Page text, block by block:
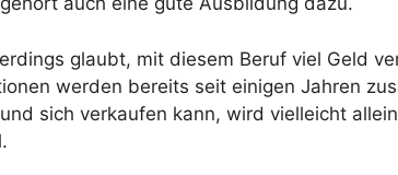
glaubt, mit diesem Beruf viel Geld
werden bereits seit einigen Jahren
sich verkaufen kann, wird vielleicht